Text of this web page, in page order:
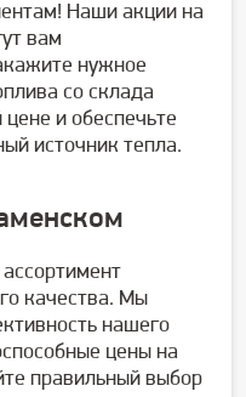
Наши акции на
вам
нужное
со склада
и обеспечьте
источник тепла.
качества. Мы
нашего
цены на
правильный выбор